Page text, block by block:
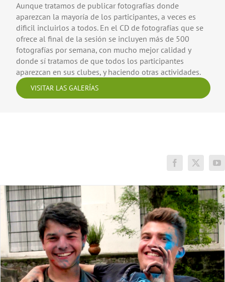
Aunque tratamos de publicar fotografías donde
aparezcan la mayoría de los participantes, a veces es
dificil incluirlos a todos. En el CD de fotografías que se
ofrece al final de la sesión se incluyen más de 500
fotografías por semana, con mucho mejor calidad y
donde sí tratamos de que todos los participantes
aparezcan en sus clubes, y haciendo otras actividades.
VISITAR LAS GALERÍAS